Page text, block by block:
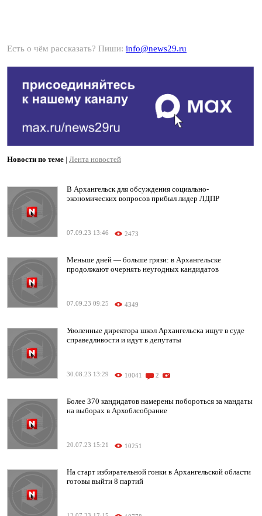
Есть о чём рассказать? Пиши: info@news29.ru
Новости по теме | Лента новостей
В Архангельск для обсуждения социально-
экономических вопросов прибыл лидер ЛДПР
07.09.23 13:46 2473
Меньше дней — больше грязи: в Архангельске
продолжают очернять неугодных кандидатов
07.09.23 09:25 4349
Уволенные директора школ Архангельска ищут в суде
справедливости и идут в депутаты
30.08.23 13:29 10041 2
Более 370 кандидатов намерены побороться за мандаты
на выборах в Архоблсобрание
20.07.23 15:21 10251
На старт избирательной гонки в Архангельской области
готовы выйти 8 партий